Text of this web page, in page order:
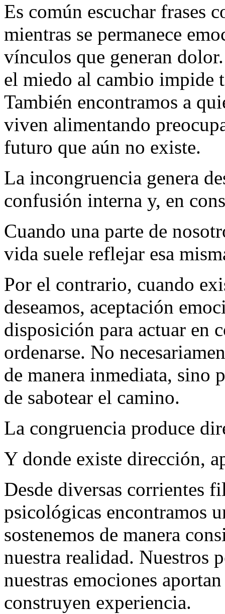
Es común escuchar frases
mientras se permanece
vínculos que generan
el miedo al cambio impide
También encontramos a
viven alimentando
futuro que aún no existe.
La incongruencia genera
confusión interna y, en
Cuando una parte de
vida suele reflejar esa
Por el contrario, cuando
deseamos, aceptación
disposición para actuar en
ordenarse. No
de manera inmediata, sino
de sabotear el camino.
La congruencia produce
Y donde existe dirección,
Desde diversas corrientes
psicológicas encontramos
sostenemos de manera
nuestra realidad. Nuestros
nuestras emociones
construyen experiencia.